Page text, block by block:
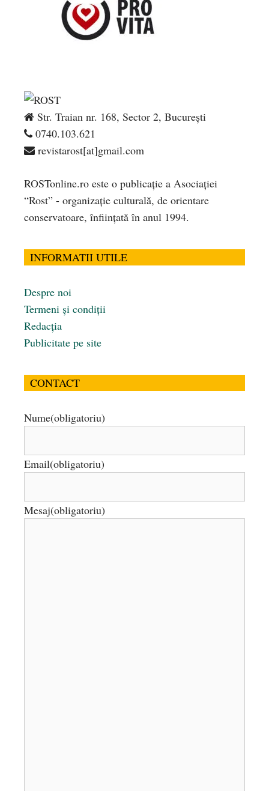
Str. Traian nr. 168, Sector 2, București
0740.103.621
revistarost[at]gmail.com
ROSTonline.ro este o publicaţie a Asociaţiei
“Rost” - organizaţie culturală, de orientare
conservatoare, înfiinţată în anul 1994.
INFORMATII UTILE
Despre noi
Termeni și condiții
Redacția
Publicitate pe site
CONTACT
Nume(obligatoriu)
Email(obligatoriu)
Mesaj(obligatoriu)